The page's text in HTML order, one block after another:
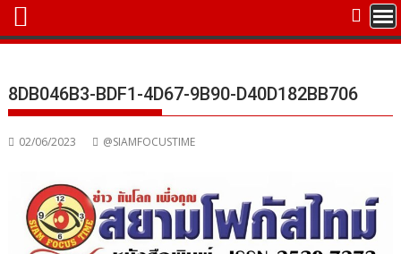
8DB046B3-BDF1-4D67-9B90-D40D182BB706
02/06/2023 @SIAMFOCUSTIME